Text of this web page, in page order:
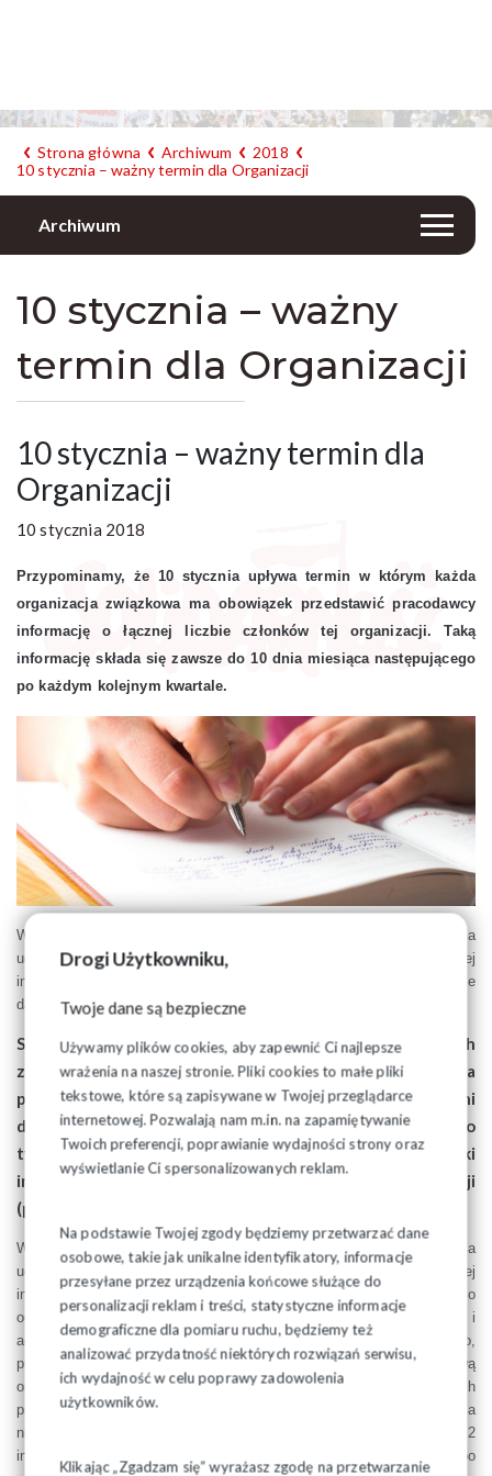
Drogi Użytkowniku,
Twoje dane są bezpieczne
Używamy plików cookies, aby zapewnić Ci najlepsze
wrażenia na naszej stronie. Pliki cookies to małe pliki
tekstowe, które są zapisywane w Twojej przeglądarce
internetowej. Pozwalają nam m.in. na zapamiętywanie
Twoich preferencji, poprawianie wydajności strony oraz
wyświetlanie Ci spersonalizowanych reklam.
Na podstawie Twojej zgody będziemy przetwarzać dane
osobowe, takie jak unikalne identyfikatory, informacje
przesyłane przez urządzenia końcowe służące do
personalizacji reklam i treści, statystyczne informacje
demograficzne dla pomiaru ruchu, będziemy też
analizować przydatność niektórych rozwiązań serwisu,
ich wydajność w celu poprawy zadowolenia
użytkowników.
Klikając „Zgadzam się” wyrażasz zgodę na przetwarzanie
Strona główna Archiwum
2018
10 stycznia – ważny termin dla Organizacji
Archiwum
10 stycznia – ważny
termin dla Organizacji
10 stycznia – ważny termin dla
Organizacji
10 stycznia 2018
Przypominamy, że 10 stycznia upływa termin w którym każda
organizacja związkowa ma obowiązek przedstawić pracodawcy
informację o łącznej liczbie członków tej organizacji. Taką
informację składa się zawsze do 10 dnia miesiąca następującego
po każdym kolejnym kwartale.
Wskazany przepis nie może stanowić podstawy żądania
udostępnienia imiennej listy członków związku. Ujawnienie takiej
informacji pracodawcy stanowiłoby naruszenie ustawy o ochronie
danych osobowych.
Stosownie do art. 25(1) ust. 2 ustawy o związkach
zawodowych, organizacja związkowa jest zobowiązana
przedstawić co kwartał – według stanu na jego ostatni
dzień – w terminie do 10 dnia miesiąca następującego po
tym kwartale pracodawcy bądź dowódcy jednostki
informację o łącznej liczbie członków tej organizacji
(pracowników, wykonawców i funkcjonariuszy).
Wskazany przepis nie może stanowić podstawy żądania
udostępnienia imiennej listy członków Związku. Ujawnienie takiej
informacji pracodawcy stanowiłoby bowiem naruszenie ustawy o
ochronie danych osobowych, a w szczególności zasady celowości i
adekwatności danych. Zgodnie z orzecznictwem Sądu Najwyższego,
pracodawca jest związany informacją przekazaną przez zakładową
organizację związkową. Nie może on tym samym weryfikować danych
przedstawionych przez związek. Tylko w przypadku, gdy pracodawca
nie uzyska w ustawowym terminie wymaganych przez art. 25(1) ust. 2
informacji, ma prawo przyjąć założenie, że – od 10 dnia po